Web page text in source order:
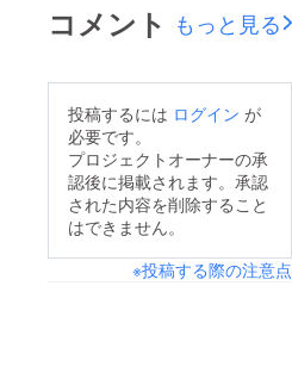
コメント もっと見る
投稿するには ログイン が
必要です。
プロジェクトオーナーの承
認後に掲載されます。承認
された内容を削除すること
はできません。
※投稿する際の注意点